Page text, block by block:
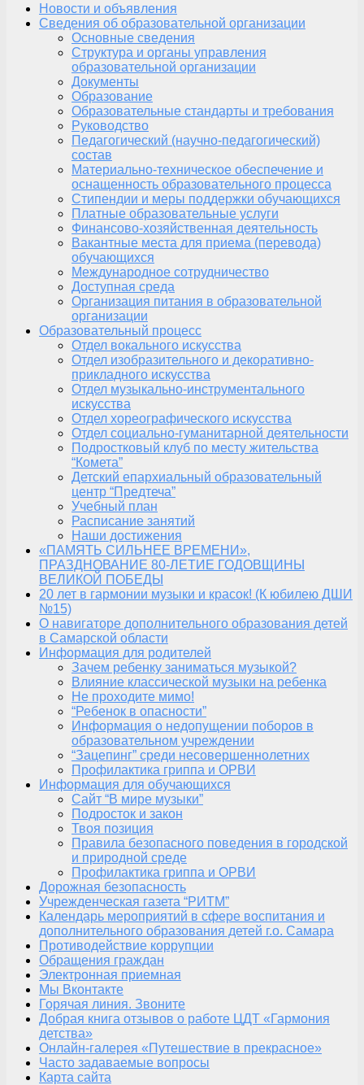
Новости и объявления
Сведения об образовательной организации
Основные сведения
Структура и органы управления
образовательной организации
Документы
Образование
Образовательные стандарты и требования
Руководство
Педагогический (научно-педагогический)
состав
Материально-техническое обеспечение и
оснащенность образовательного процесса
Стипендии и меры поддержки обучающихся
Платные образовательные услуги
Финансово-хозяйственная деятельность
Вакантные места для приема (перевода)
обучающихся
Международное сотрудничество
Доступная среда
Организация питания в образовательной
организации
Образовательный процесс
Отдел вокального искусства
Отдел изобразительного и декоративно-
прикладного искусства
Отдел музыкально-инструментального
искусства
Отдел хореографического искусства
Отдел социально-гуманитарной деятельности
Подростковый клуб по месту жительства
“Комета”
Детский епархиальный образовательный
центр “Предтеча”
Учебный план
Расписание занятий
Наши достижения
«ПАМЯТЬ СИЛЬНЕЕ ВРЕМЕНИ»,
ПРАЗДНОВАНИЕ 80-ЛЕТИЕ ГОДОВЩИНЫ
ВЕЛИКОЙ ПОБЕДЫ
20 лет в гармонии музыки и красок! (К юбилею ДШИ
№15)
О навигаторе дополнительного образования детей
в Самарской области
Информация для родителей
Зачем ребенку заниматься музыкой?
Влияние классической музыки на ребенка
Не проходите мимо!
“Ребенок в опасности”
Информация о недопущении поборов в
образовательном учреждении
“Зацепинг” среди несовершеннолетних
Профилактика гриппа и ОРВИ
Информация для обучающихся
Сайт “В мире музыки”
Подросток и закон
Твоя позиция
Правила безопасного поведения в городской
и природной среде
Профилактика гриппа и ОРВИ
Дорожная безопасность
Учрежденческая газета “РИТМ”
Календарь мероприятий в сфере воспитания и
дополнительного образования детей г.о. Самара
Противодействие коррупции
Обращения граждан
Электронная приемная
Мы Вконтакте
Горячая линия. Звоните
Добрая книга отзывов о работе ЦДТ «Гармония
детства»
Онлайн-галерея «Путешествие в прекрасное»
Часто задаваемые вопросы
Карта сайта